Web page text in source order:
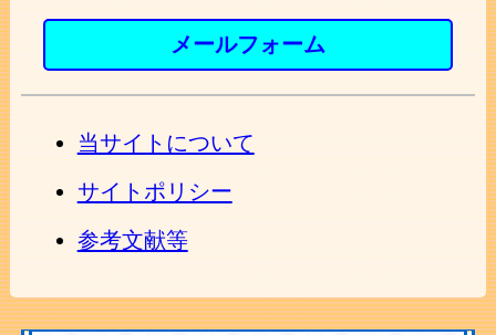
メールフォーム
当サイトについて
サイトポリシー
参考文献等